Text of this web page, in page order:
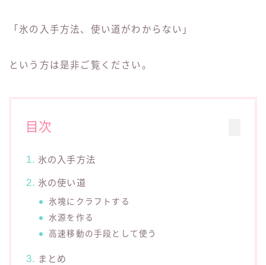
「氷の入手方法、使い道がわからない」
という方は是非ご覧ください。
目次
氷の入手方法
氷の使い道
氷塊にクラフトする
水源を作る
高速移動の手段として使う
まとめ